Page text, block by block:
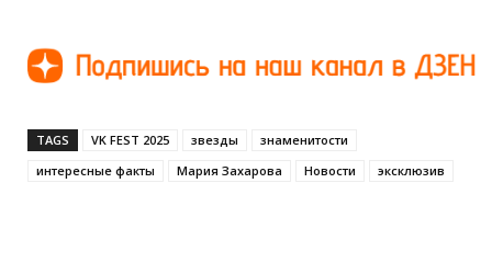
TAGS VK FEST 2025 звезды
знаменитости
интересные факты
Мария Захарова Новости эксклюзив